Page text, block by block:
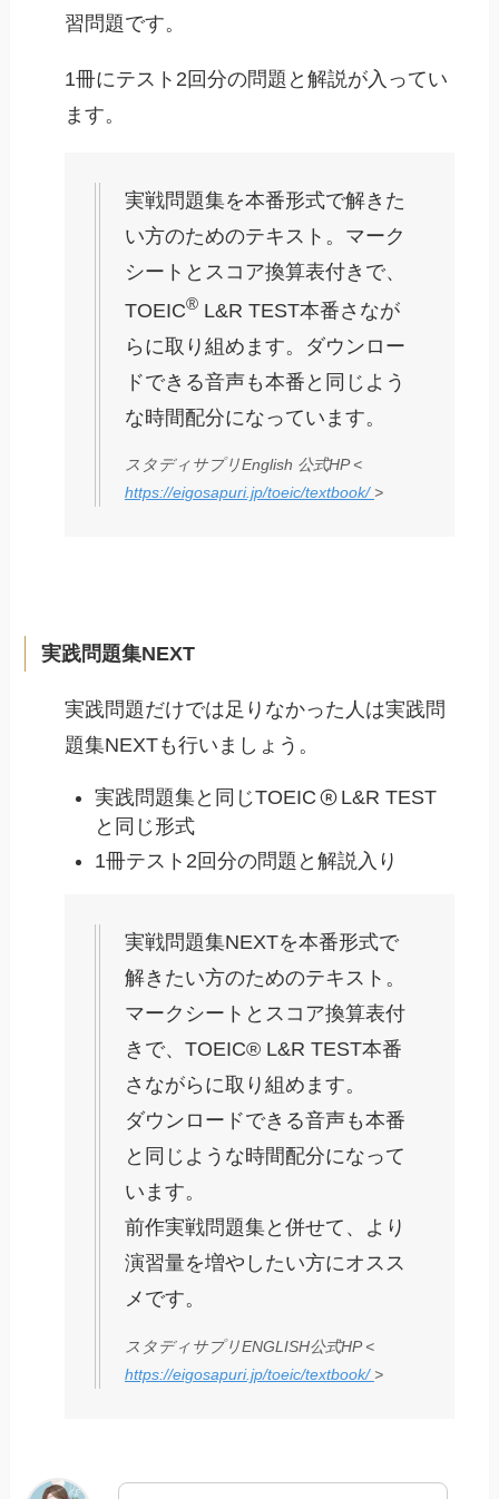
習問題です。
1冊にテスト2回分の問題と解説が入ってい
ます。
実戦問題集を本番形式で解きた
い方のためのテキスト。マーク
シートとスコア換算表付きで、
TOEIC®L&R TEST本番さなが
らに取り組めます。ダウンロー
ドできる音声も本番と同じよう
な時間配分になっています。
スタディサプリEnglish 公式HP <
https://eigosapuri.jp/toeic/textbook/ >
実践問題集NEXT
実践問題だけでは足りなかった人は実践問
題集NEXTも行いましょう。
実践問題集と同じTOEIC
L&R TEST
と同じ形式
1冊テスト2回分の問題と解説入り
実戦問題集NEXTを本番形式で
解きたい方のためのテキスト。
マークシートとスコア換算表付
きで、TOEIC® L&R TEST本番
さながらに取り組めます。
ダウンロードできる音声も本番
と同じような時間配分になって
います。
前作実戦問題集と併せて、より
演習量を増やしたい方にオスス
メです。
スタディサプリENGLISH公式HP <
https://eigosapuri.jp/toeic/textbook/ >